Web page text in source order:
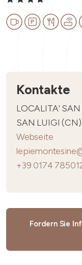
Kontakte
LOCALITA'
SAN LUIGI (CN)
Webseite
+39 0174
Fordern Sie